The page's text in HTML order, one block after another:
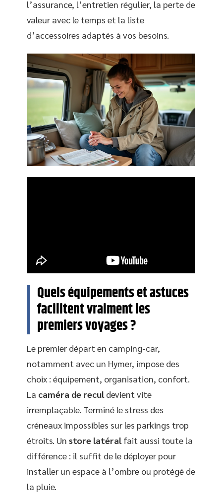
l’assurance, l’entretien régulier, la perte de
valeur avec le temps et la liste
d’accessoires adaptés à vos besoins.
Quels équipements et astuces
facilitent vraiment les
premiers voyages ?
Le premier départ en camping-car,
notamment avec un Hymer, impose des
choix : équipement, organisation, confort.
La caméra de reculdevient vite
irremplaçable. Terminé le stress des
créneaux impossibles sur les parkings trop
étroits. Un store latéralfait aussi toute la
différence : il suffit de le déployer pour
installer un espace à l’ombre ou protégé de
la pluie.